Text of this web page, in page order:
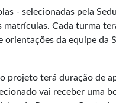
- selecionadas pela
matrículas. Cada turma
da equipe da
projeto terá duração de
vai receber uma